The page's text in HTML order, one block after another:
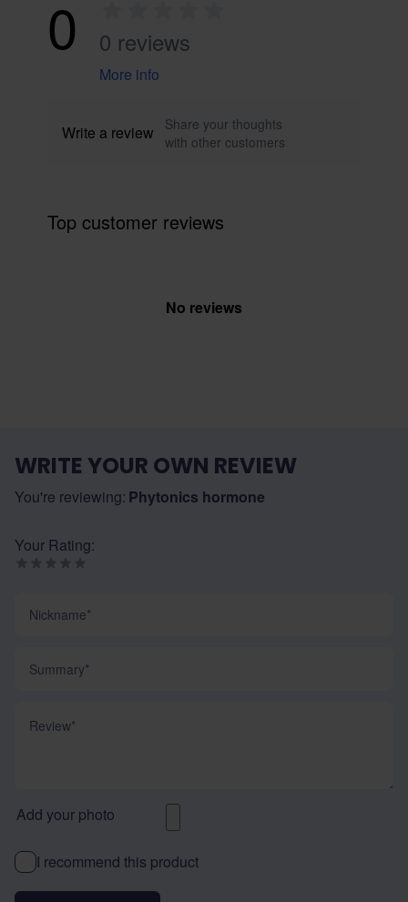
0 0 reviews
More info
Write a review
Share your thoughts
with other customers
Top customer reviews
No reviews
WRITE YOUR OWN REVIEW
You're reviewing: Phytonics hormone
Your Rating:
Add your photo
I recommend this product